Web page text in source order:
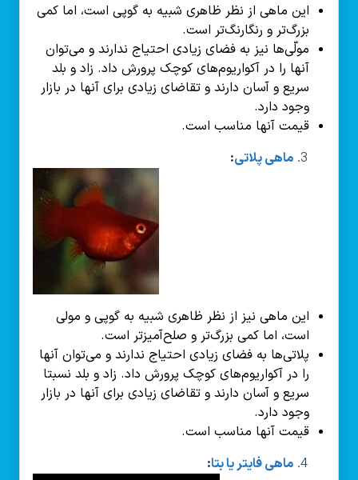
این ماهی از نظر ظاهری شبیه به گوپی است، اما کمی
بزرگ‌تر و رنگارنگ‌تر است.
مولّی‌ها نیز به فضای زیادی احتیاج ندارند و می‌توان
آنها را در آکواریوم‌های کوچک پرورش داد. زاد و بلد
سریع و آسان دارند و تقاضای زیادی برای آنها در بازار
وجود دارد.
قیمت آنها مناسب است.
ماهی پلاتی:
این ماهی نیز از نظر ظاهری شبیه به گوپی و مولی
است، اما کمی بزرگ‌تر و صلح‌آمیزتر است.
پلاتی‌ها به فضای زیادی احتیاج ندارند و می‌توان آنها
را در آکواریوم‌های کوچک پرورش داد. زاد و بلد نسبتا
سریع و آسان دارند و تقاضای زیادی برای آنها در بازار
وجود دارد.
قیمت آنها مناسب است.
ماهی فایتر یا بتا: